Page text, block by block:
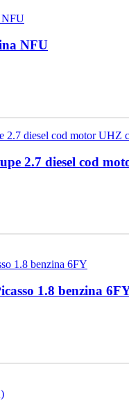
NFU
2.7 diesel cod
1.8 benzina